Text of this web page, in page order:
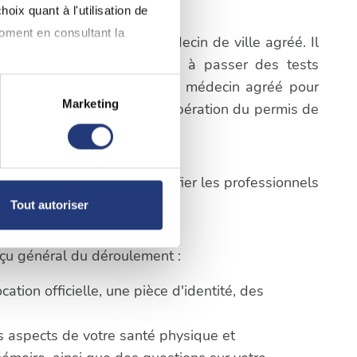
quant à l'utilisation de
en consultant la
mètres près
(empreintes
relatives aux médias
notre site avec nos
informations que
Marketing
Tout autoriser
de consulter un médecin de ville agréé. Il
étape consistera à passer des tests
rendez-vous avec un médecin agréé pour
du processus de récupération du permis de
ci-dessus afin d'identifier les professionnels
général du déroulement :
officielle, une pièce d'identité, des
aspects de votre santé physique et